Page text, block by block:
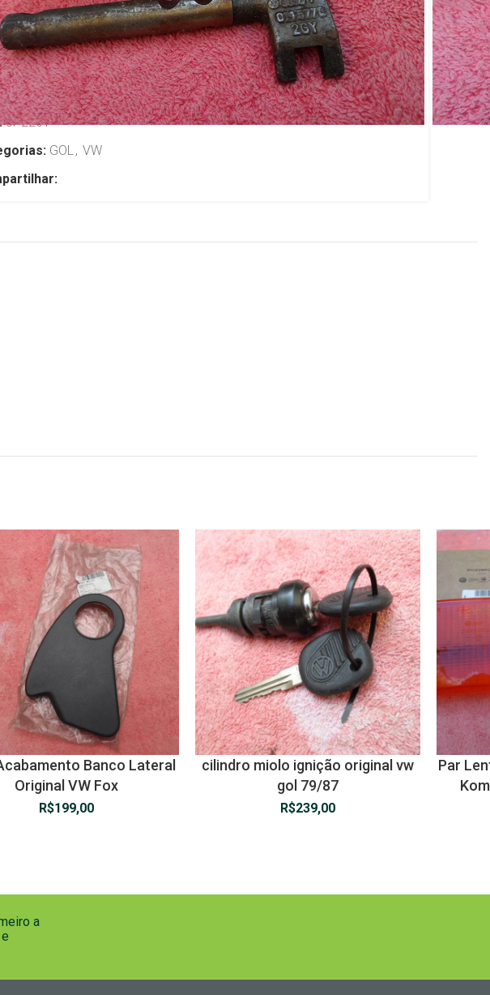
TENHO INTERESSE
JP2201
GOL, VW
Banco Lateral
Original VW Fox
R$199,00
cilindro miolo ignição original vw
gol 79/87
R$239,00
Par
a